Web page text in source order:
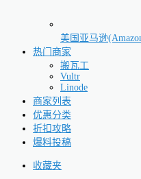
美国亚马逊
热门商家
搬瓦工
Vultr
Linode
商家列表
优惠分类
折扣攻略
爆料投稿
收藏夹